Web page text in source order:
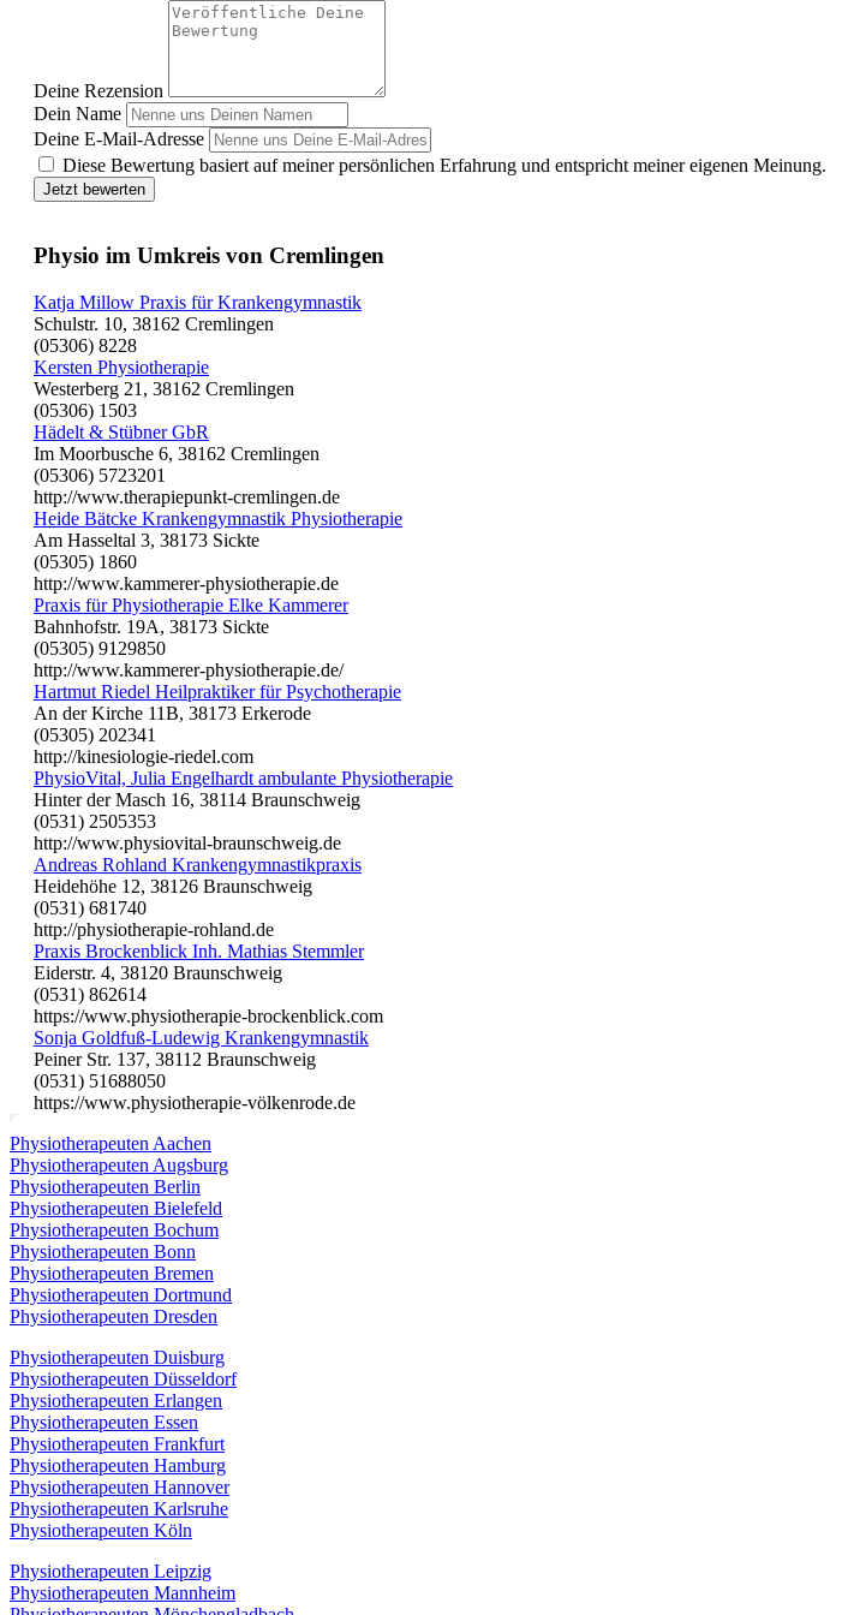
Deine Rezension
Dein Name
Deine E-Mail-Adresse
Diese Bewertung basiert auf meiner persönlichen Erfahrung und entspricht meiner eigenen Meinung.
Jetzt bewerten
Physio im Umkreis von Cremlingen
Katja Millow Praxis für Krankengymnastik
Schulstr. 10, 38162 Cremlingen
(05306) 8228
Kersten Physiotherapie
Westerberg 21, 38162 Cremlingen
(05306) 1503
Hädelt & Stübner GbR
Im Moorbusche 6, 38162 Cremlingen
(05306) 5723201
http://www.therapiepunkt-cremlingen.de
Heide Bätcke Krankengymnastik Physiotherapie
Am Hasseltal 3, 38173 Sickte
(05305) 1860
http://www.kammerer-physiotherapie.de
Praxis für Physiotherapie Elke Kammerer
Bahnhofstr. 19A, 38173 Sickte
(05305) 9129850
http://www.kammerer-physiotherapie.de/
Hartmut Riedel Heilpraktiker für Psychotherapie
An der Kirche 11B, 38173 Erkerode
(05305) 202341
http://kinesiologie-riedel.com
PhysioVital, Julia Engelhardt ambulante Physiotherapie
Hinter der Masch 16, 38114 Braunschweig
(0531) 2505353
http://www.physiovital-braunschweig.de
Andreas Rohland Krankengymnastikpraxis
Heidehöhe 12, 38126 Braunschweig
(0531) 681740
http://physiotherapie-rohland.de
Praxis Brockenblick Inh. Mathias Stemmler
Eiderstr. 4, 38120 Braunschweig
(0531) 862614
https://www.physiotherapie-brockenblick.com
Sonja Goldfuß-Ludewig Krankengymnastik
Peiner Str. 137, 38112 Braunschweig
(0531) 51688050
https://www.physiotherapie-völkenrode.de
Physiotherapeuten Aachen
Physiotherapeuten Augsburg
Physiotherapeuten Berlin
Physiotherapeuten Bielefeld
Physiotherapeuten Bochum
Physiotherapeuten Bonn
Physiotherapeuten Bremen
Physiotherapeuten Dortmund
Physiotherapeuten Dresden
Physiotherapeuten Duisburg
Physiotherapeuten Düsseldorf
Physiotherapeuten Erlangen
Physiotherapeuten Essen
Physiotherapeuten Frankfurt
Physiotherapeuten Hamburg
Physiotherapeuten Hannover
Physiotherapeuten Karlsruhe
Physiotherapeuten Köln
Physiotherapeuten Leipzig
Physiotherapeuten Mannheim